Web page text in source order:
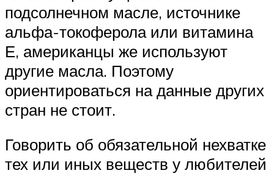
подсолнечном масле, источнике
альфа-токоферола или витамина
Е, американцы же используют
другие масла. Поэтому
ориентироваться на данные других
стран не стоит.
Говорить об обязательной нехватке
тех или иных веществ у любителей